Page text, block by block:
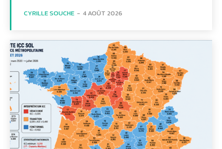
CYRILLE SOUCHE - 4 AOÛT 2026